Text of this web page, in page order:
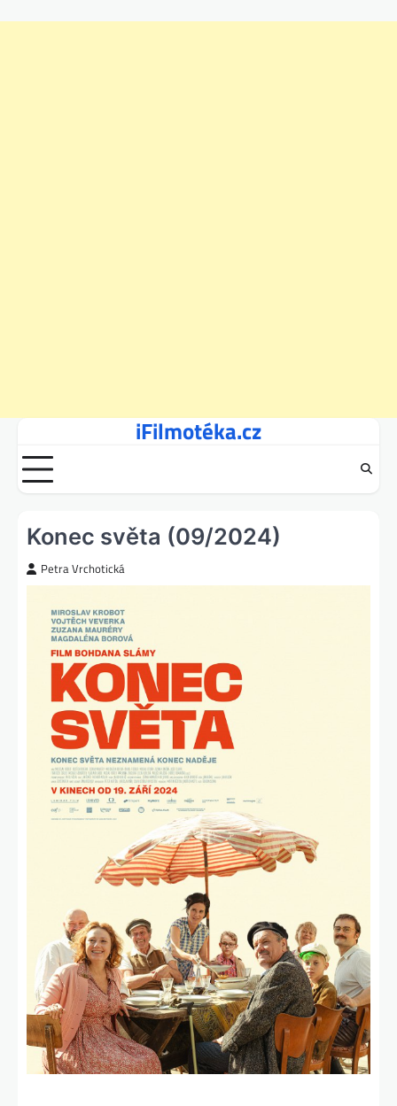
content
iFilmotéka.cz
Konec světa (09/2024)
Petra Vrchotická